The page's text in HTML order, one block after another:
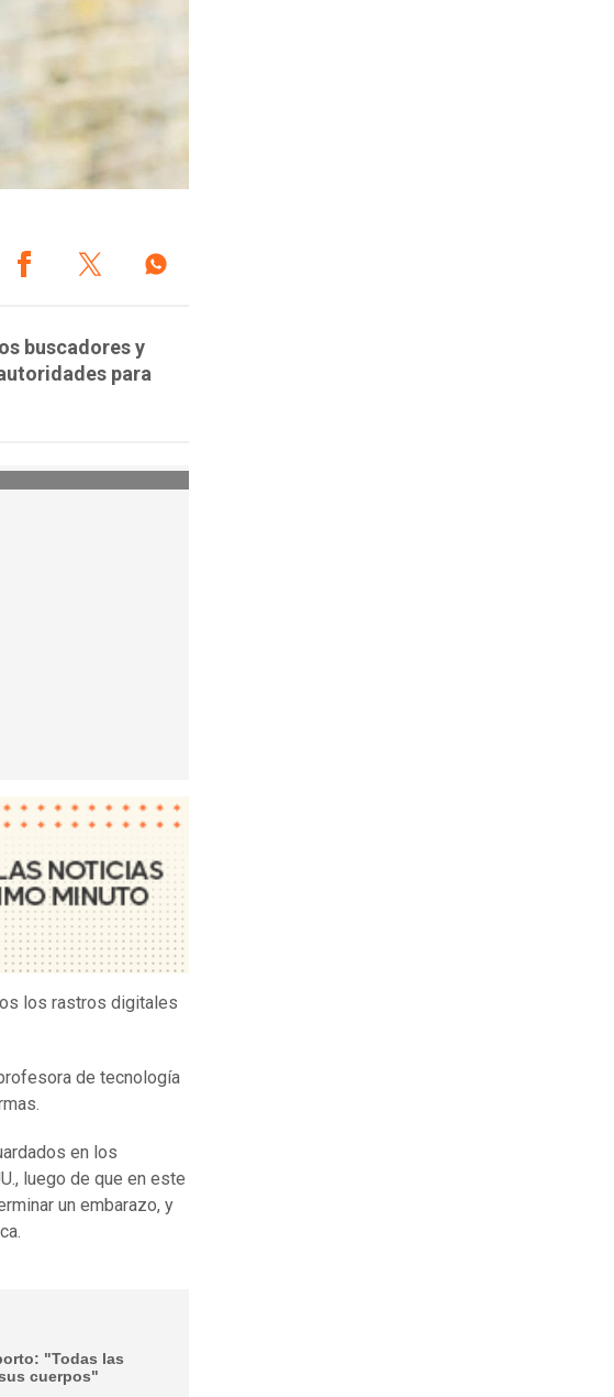
buscadores y
para
los rastros digitales
de tecnología
en los
luego de que en este
un embarazo, y
"Todas las
cuerpos"